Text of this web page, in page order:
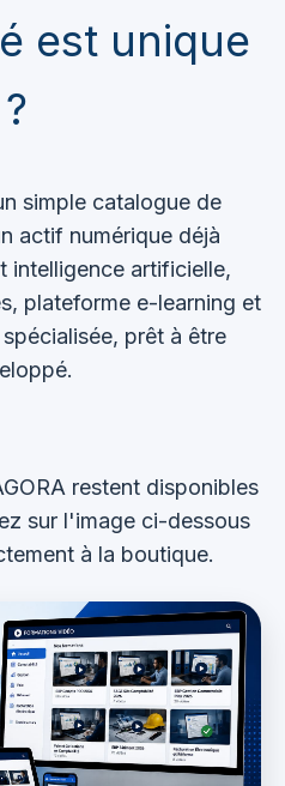
est unique
?
simple catalogue de
actif numérique déjà
intelligence artificielle,
plateforme e-learning et
prêt à être
restent disponibles
sur l'image ci-dessous
à la boutique.